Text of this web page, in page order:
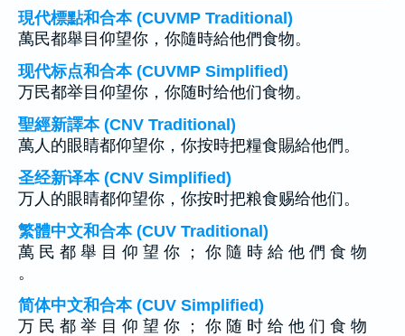
現代標點和合本 (CUVMP Traditional)
萬民都舉目仰望你，你隨時給他們食物。
现代标点和合本 (CUVMP Simplified)
万民都举目仰望你，你随时给他们食物。
聖經新譯本 (CNV Traditional)
萬人的眼睛都仰望你，你按時把糧食賜給他們。
圣经新译本 (CNV Simplified)
万人的眼睛都仰望你，你按时把粮食赐给他们。
繁體中文和合本 (CUV Traditional)
萬 民 都 舉 目 仰 望 你 ； 你 隨 時 給 他 們 食 物
。
简体中文和合本 (CUV Simplified)
万 民 都 举 目 仰 望 你 ； 你 随 时 给 他 们 食 物